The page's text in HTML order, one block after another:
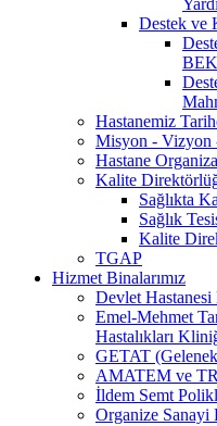
Destek ve
Hastanemiz
Misyon - Vizyon
Hastane
Kalite
Sağlıkta
Sağlık
Kalite
TGAP
Hizmet Binalarımız
Devlet
Emel-Mehmet
Hastalıkları
GETAT
AMATEM ve
İldem Semt
Organize